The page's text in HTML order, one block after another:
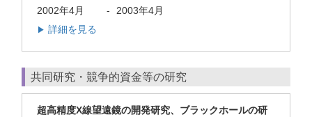
2002年4月 - 2003年4月
▶ 詳細を見る
共同研究・競争的資金等の研究
超高精度X線望遠鏡の開発研究、ブラックホールの研